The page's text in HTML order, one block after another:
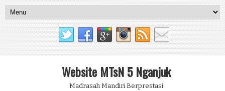
Website MTsN 5 Nganjuk
Madrasah Mandiri Berprestasi